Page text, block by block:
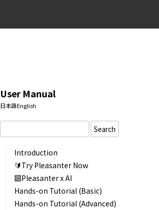
User Manual
日本語English
Search
Introduction
🔰Try Pleasanter Now
🔟Pleasanter x AI
Hands-on Tutorial (Basic)
Hands-on Tutorial (Advanced)